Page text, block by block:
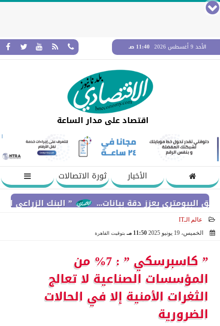
الأحد 9 أغسطس 2026 11:40 صـ
اقتصاد على مدار الساعة
الأخبار
ثورة الاتصالات
” البنك الزراعي المصري ”
يعزز دقة بيانات...
عالم الـIT
الخميس، 19 يونيو 2025
11:50 مـ بتوقيت القاهرة
” كاسبرسكي ” : 7% من
المؤسسات الصناعية لا تعالج
الثغرات الأمنية إلا في الحالات
الضرورية